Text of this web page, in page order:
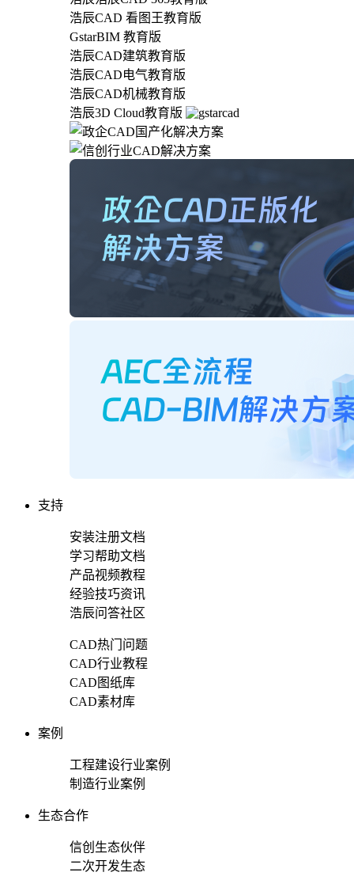
浩辰CAD 看图王教育版
GstarBIM 教育版
浩辰CAD建筑教育版
浩辰CAD电气教育版
浩辰CAD机械教育版
浩辰3D Cloud教育版
支持
安装注册文档
学习帮助文档
产品视频教程
经验技巧资讯
浩辰问答社区
CAD热门问题
CAD行业教程
CAD图纸库
CAD素材库
案例
工程建设行业案例
制造行业案例
生态合作
信创生态伙伴
二次开发生态